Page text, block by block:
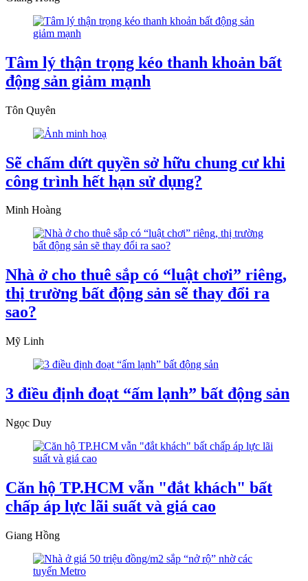
Tâm lý thận trọng kéo thanh khoản bất
động sản giảm mạnh
Tôn Quyên
Sẽ chấm dứt quyền sở hữu chung cư khi
công trình hết hạn sử dụng?
Minh Hoàng
Nhà ở cho thuê sắp có “luật chơi” riêng,
thị trường bất động sản sẽ thay đổi ra
sao?
Mỹ Linh
3 điều định đoạt “ấm lạnh” bất động sản
Ngọc Duy
Căn hộ TP.HCM vẫn "đắt khách" bất
chấp áp lực lãi suất và giá cao
Giang Hồng